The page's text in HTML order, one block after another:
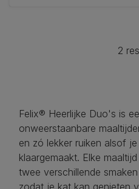
2
Felix® Heerlijke Duo's is
onweerstaanbare
en zó lekker ruiken alsof
klaargemaakt. Elke
twee verschillende
zodat je kat kan genieten